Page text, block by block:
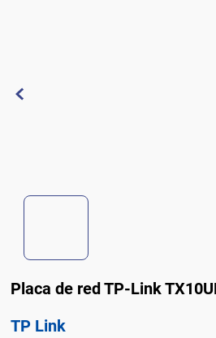
Placa de red TP-Link
TP Link